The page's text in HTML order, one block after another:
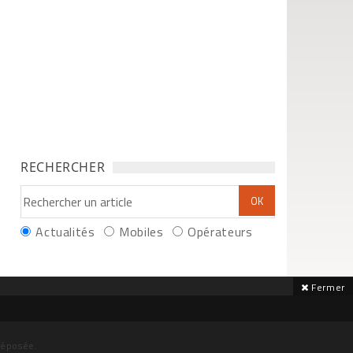
RECHERCHER
Actualités Mobiles Opérateurs
Fermer